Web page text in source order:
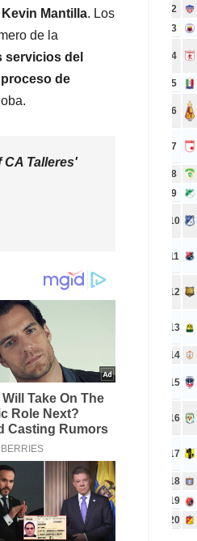
Mantilla. Los
de la
servicios del
de
Talleres'
2
3
4
5
6
7
8
9
10
11
12
13
14
15
16
17
18
19
20